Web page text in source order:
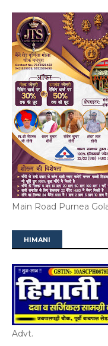
Main Road Purnea
HIMANI
Advt.